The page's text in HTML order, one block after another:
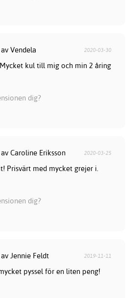
Vendela 2020-03-30
kul till mig och min 2 åring
dig?
Caroline Eriksson 2020-03-25
Prisvärt med mycket grejer i.
dig?
Jennie Feldt 2019-11-11
pyssel för en liten peng!